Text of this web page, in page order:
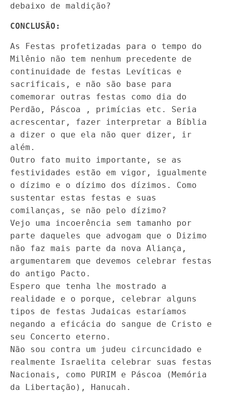
debaixo de maldição?
CONCLUSÃO:
As Festas profetizadas para o tempo do
Milênio não tem nenhum precedente de
continuidade de festas Levíticas e
sacrificais, e não são base para
comemorar outras festas como dia do
Perdão, Páscoa , primícias etc. Seria
acrescentar, fazer interpretar a Bíblia
a dizer o que ela não quer dizer, ir
além.
Outro fato muito importante, se as
festividades estão em vigor, igualmente
o dízimo e o dízimo dos dízimos. Como
sustentar estas festas e suas
comilanças, se não pelo dízimo?
Vejo uma incoerência sem tamanho por
parte daqueles que advogam que o Dizimo
não faz mais parte da nova Aliança,
argumentarem que devemos celebrar festas
do antigo Pacto.
Espero que tenha lhe mostrado a
realidade e o porque, celebrar alguns
tipos de festas Judaicas estaríamos
negando a eficácia do sangue de Cristo e
seu Concerto eterno.
Não sou contra um judeu circuncidado e
realmente Israelita celebrar suas festas
Nacionais, como PURIM e Páscoa (Memória
da Libertação), Hanucah.